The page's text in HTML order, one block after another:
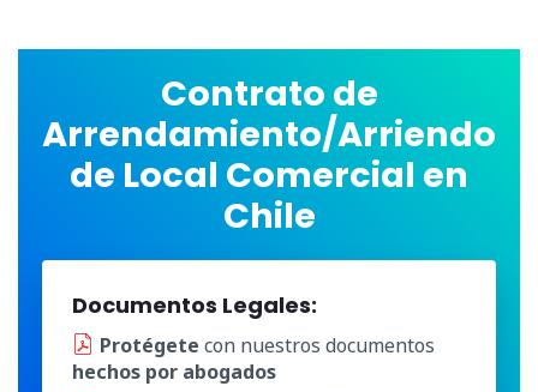
Contrato de
Arrendamiento/Arriendo
de Local Comercial en
Chile
Documentos Legales:
Protégete con nuestros documentos
hechos por abogados